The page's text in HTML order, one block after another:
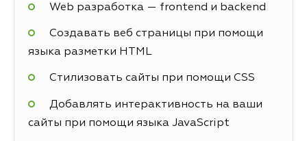
Web разработка — frontend и backend
Создавать веб страницы при помощи
языка разметки HTML
Стилизовать сайты при помощи CSS
Добавлять интерактивность на ваши
сайты при помощи языка JavaScript